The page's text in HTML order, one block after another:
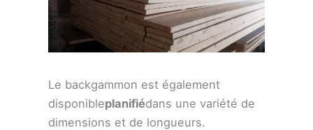
Le backgammon est également
disponibleplanifiédans une variété de
dimensions et de longueurs.